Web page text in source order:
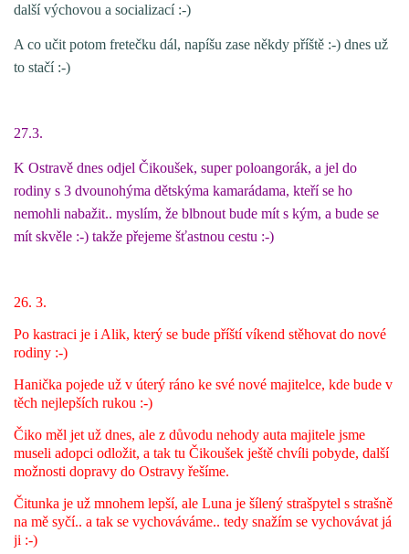
KONTAKT
NATÁČENÍ V TELEVIZI
HISTORIE - 2010 - 2020
JAK NÁM POMOCI - POMÁHAJÍ NÁM :-)
další výchovou a socializací :-)
A co učit potom fretečku dál, napíšu zase někdy příště :-) dnes už
to stačí :-)
27.3.
K Ostravě dnes odjel Čikoušek, super poloangorák, a jel do
rodiny s 3 dvounohýma dětskýma kamarádama, kteří se ho
nemohli nabažit.. myslím, že blbnout bude mít s kým, a bude se
mít skvěle :-) takže přejeme šťastnou cestu :-)
26. 3.
Po kastraci je i Alik, který se bude příští víkend stěhovat do nové
rodiny :-)
Hanička pojede už v úterý ráno ke své nové majitelce, kde bude v
těch nejlepších rukou :-)
Čiko měl jet už dnes, ale z důvodu nehody auta majitele jsme
museli adopci odložit, a tak tu Čikoušek ještě chvíli pobyde, další
možnosti dopravy do Ostravy řešíme.
Čitunka je už mnohem lepší, ale Luna je šílený strašpytel s strašně
na mě syčí.. a tak se vychováváme.. tedy snažím se vychovávat já
ji :-)